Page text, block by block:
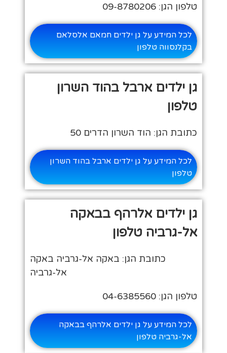
טלפון הגן: 09-8780206
לכל המידע על גן ילדים חמאם אלסלאם
בקלנסווה טלפון
גן ילדים ארבל בהוד השרון
טלפון
כתובת הגן: הוד השרון הדרים 50
לכל המידע על גן ילדים ארבל בהוד השרון
טלפון
גן ילדים אלרהף בבאקה
אל-גרביה טלפון
כתובת הגן: באקה אל-גרביה באקה
אל-גרביה
טלפון הגן: 04-6385560
לכל המידע על גן ילדים אלרהף בבאקה
אל-גרביה טלפון